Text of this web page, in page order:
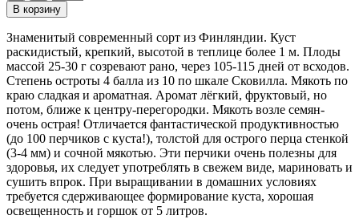
В корзину
Знаменитый современный сорт из Финляндии. Куст
раскидистый, крепкий, высотой в теплице более 1 м. Плоды
массой 25-30 г созревают рано, через 105-115 дней от всходов.
Степень остроты 4 балла из 10 по шкале Сковилла. Мякоть по
краю сладкая и ароматная. Аромат лёгкий, фруктовый, но
потом, ближе к центру-перегородки. Мякоть возле семян-
очень острая! Отличается фантастической продуктивностью
(до 100 перчиков c куста!), толстой для острого перца стенкой
(3-4 мм) и сочной мякотью. Эти перчики очень полезны для
здоровья, их следует употреблять в свежем виде, мариновать и
сушить впрок. При выращивании в домашних условиях
требуется сдерживающее формирование куста, хорошая
освещенность и горшок от 5 литров.